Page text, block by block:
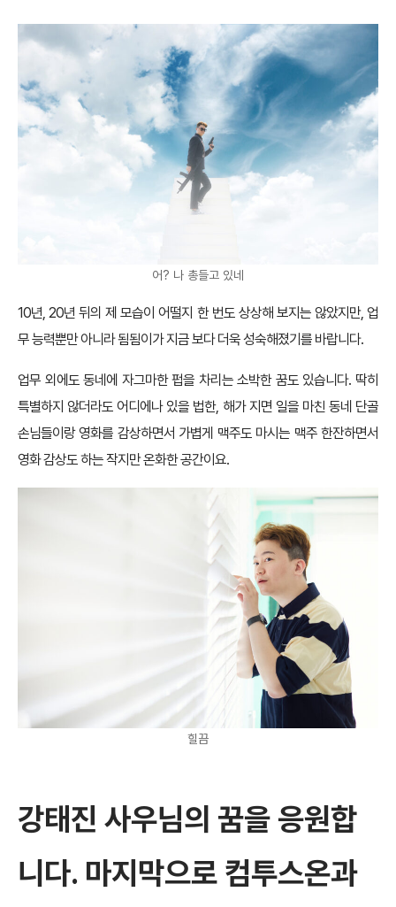
어? 나 총들고 있네
10년, 20년 뒤의 제 모습이 어떨지 한 번도 상상해 보지는 않았지만, 업
무 능력뿐만 아니라 됨됨이가 지금 보다 더욱 성숙해졌기를 바랍니다.
업무 외에도 동네에 자그마한 펍을 차리는 소박한 꿈도 있습니다. 딱히
특별하지 않더라도 어디에나 있을 법한, 해가 지면 일을 마친 동네 단골
손님들이랑 영화를 감상하면서 가볍게 맥주도 마시는 맥주 한잔하면서
영화 감상도 하는 작지만 온화한 공간이요.
힐끔
강태진 사우님의 꿈을 응원합
니다. 마지막으로 컴투스온과